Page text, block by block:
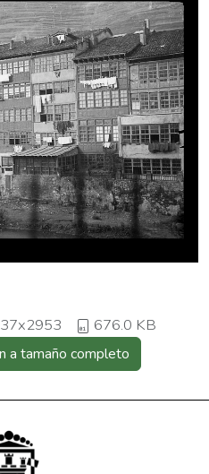
676.0 KB
a tamaño completo